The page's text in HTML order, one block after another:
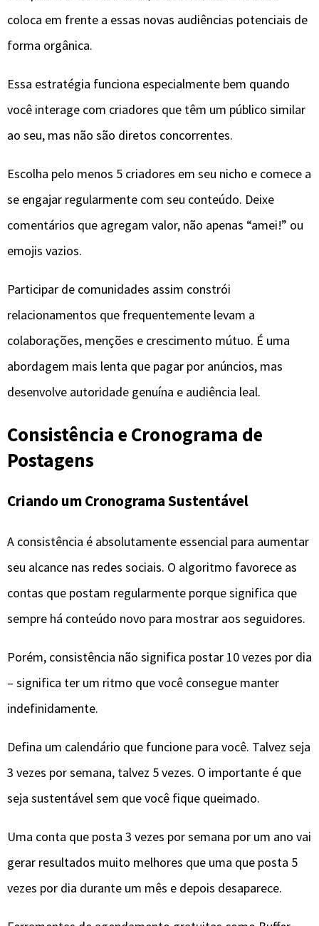
coloca em frente a essas novas audiências potenciais de
forma orgânica.
Essa estratégia funciona especialmente bem quando
você interage com criadores que têm um público similar
ao seu, mas não são diretos concorrentes.
Escolha pelo menos 5 criadores em seu nicho e comece a
se engajar regularmente com seu conteúdo. Deixe
comentários que agregam valor, não apenas “amei!” ou
emojis vazios.
Participar de comunidades assim constrói
relacionamentos que frequentemente levam a
colaborações, menções e crescimento mútuo. É uma
abordagem mais lenta que pagar por anúncios, mas
desenvolve autoridade genuína e audiência leal.
Consistência e Cronograma de
Postagens
Criando um Cronograma Sustentável
A consistência é absolutamente essencial para aumentar
seu alcance nas redes sociais. O algoritmo favorece as
contas que postam regularmente porque significa que
sempre há conteúdo novo para mostrar aos seguidores.
Porém, consistência não significa postar 10 vezes por dia
– significa ter um ritmo que você consegue manter
indefinidamente.
Defina um calendário que funcione para você. Talvez seja
3 vezes por semana, talvez 5 vezes. O importante é que
seja sustentável sem que você fique queimado.
Uma conta que posta 3 vezes por semana por um ano vai
gerar resultados muito melhores que uma que posta 5
vezes por dia durante um mês e depois desaparece.